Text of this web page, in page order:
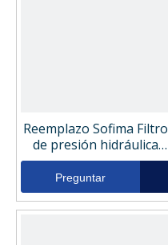
Reemplazo Sofima Filtro
de presión hidráulica
CH152CV12
Preguntar